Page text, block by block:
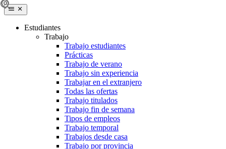
Estudiantes
Trabajo
Trabajo estudiantes
Prácticas
Trabajo de verano
Trabajo sin experiencia
Trabajar en el extranjero
Todas las ofertas
Trabajo titulados
Trabajo fin de semana
Tipos de empleos
Trabajo temporal
Trabajos desde casa
Trabajo por provincia